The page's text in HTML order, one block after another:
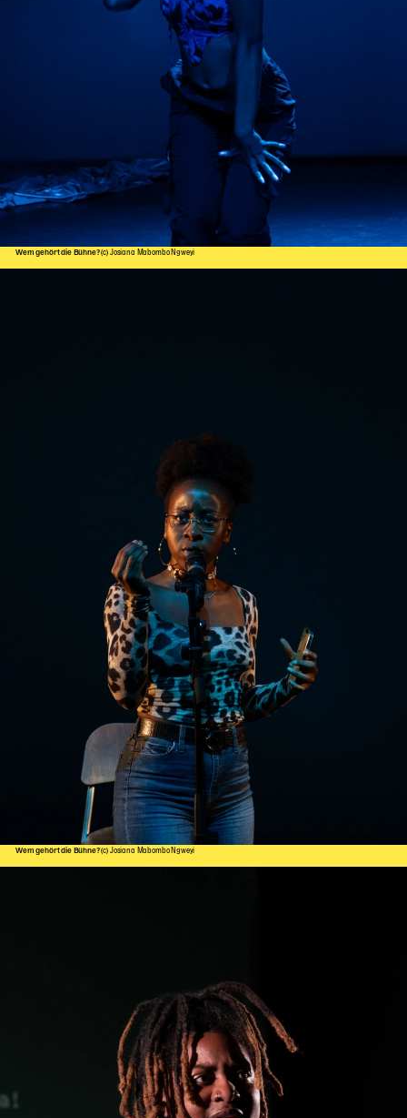
Wem gehört die Bühne?(c) Josiana Mabombo Ngweyi
Wem gehört die Bühne?(c) Josiana Mabombo Ngweyi